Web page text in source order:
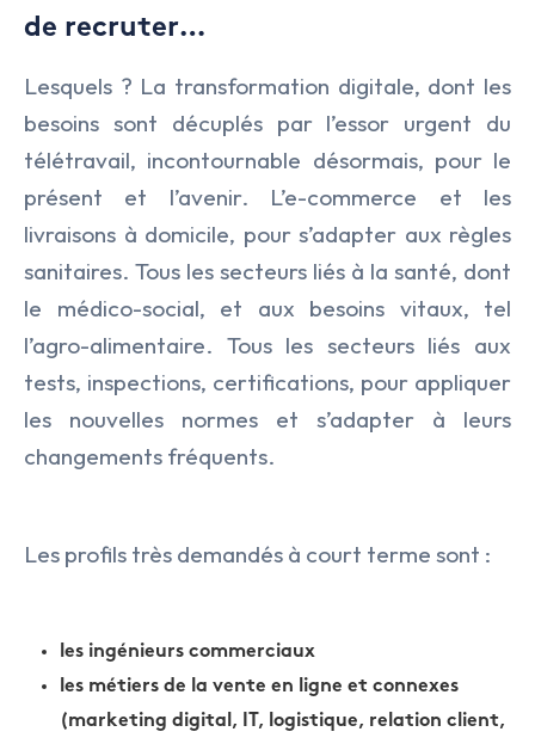
de recruter…
Lesquels ? La transformation digitale, dont les
besoins sont décuplés par l’essor urgent du
télétravail, incontournable désormais, pour le
présent et l’avenir. L’e-commerce et les
livraisons à domicile, pour s’adapter aux règles
sanitaires. Tous les secteurs liés à la santé, dont
le médico-social, et aux besoins vitaux, tel
l’agro-alimentaire. Tous les secteurs liés aux
tests, inspections, certifications, pour appliquer
les nouvelles normes et s’adapter à leurs
changements fréquents.
Les profils très demandés à court terme sont :
les ingénieurs commerciaux
les métiers de la vente en ligne et connexes
(marketing digital, IT, logistique, relation client,